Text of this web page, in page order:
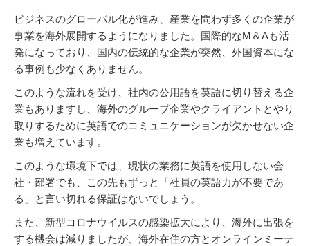
ビジネスのグローバル化が進み、産業を問わず多くの企業が
事業を海外展開するようになりました。国際的なM＆Aも活
発になっており、国内の伝統的な企業が突然、外国資本にな
る事例も少なくありません。
このような流れを受け、社内の公用語を英語に切り替える企
業もありますし、海外のグループ企業やクライアントとやり
取りするために英語でのコミュニケーションが欠かせない企
業も増えています。
このような環境下では、現状の業務に英語を使用しない会
社・部署でも、この先もずっと「社員の英語力が不要であ
る」と言い切れる保証はないでしょう。
また、新型コロナウイルスの感染拡大により、海外に出張を
する機会は減りましたが、海外在住の方とオンラインミーテ